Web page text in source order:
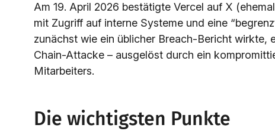
Am 19. April 2026 bestätigte Vercel auf X
mit Zugriff auf interne Systeme und eine
zunächst wie ein üblicher Breach-Bericht wirkte,
Chain-Attacke – ausgelöst durch ein
Mitarbeiters.
Die wichtigsten Punkte